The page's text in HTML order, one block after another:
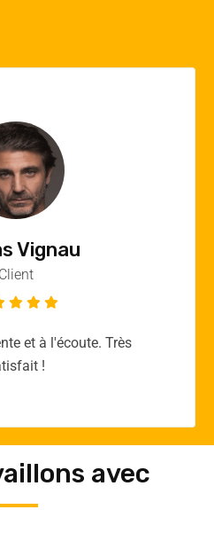
Quere
Client
pour votre expertise!
avec